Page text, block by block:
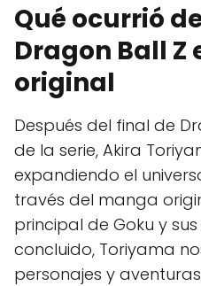
Qué ocurrió
Dragon Ball Z
original
Después del final de
de la serie, Akira
expandiendo el
través del manga
principal de Goku y
concluido, Toriyama
personajes y